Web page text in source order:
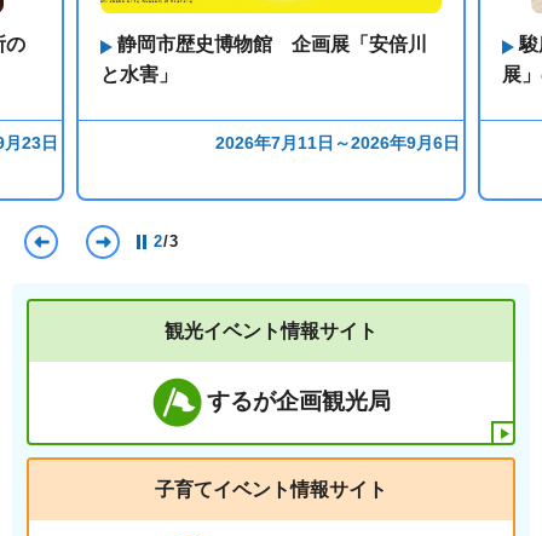
前のスライドを表示
2/3
の
23日
静岡市歴史博物館 企画展「安倍川
と水害」
2026年7月11日～2026年9月6日
駿
展
観光イベント情報サイト
するが企画観光局
子育てイベント情報サイト